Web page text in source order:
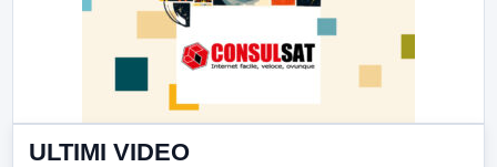
ULTIMI VIDEO